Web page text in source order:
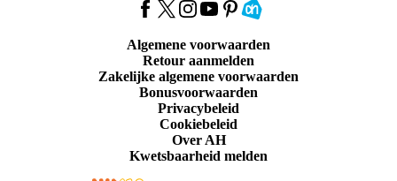
Algemene voorwaarden
Retour aanmelden
Zakelijke algemene voorwaarden
Bonusvoorwaarden
Privacybeleid
Cookiebeleid
Over AH
Kwetsbaarheid melden